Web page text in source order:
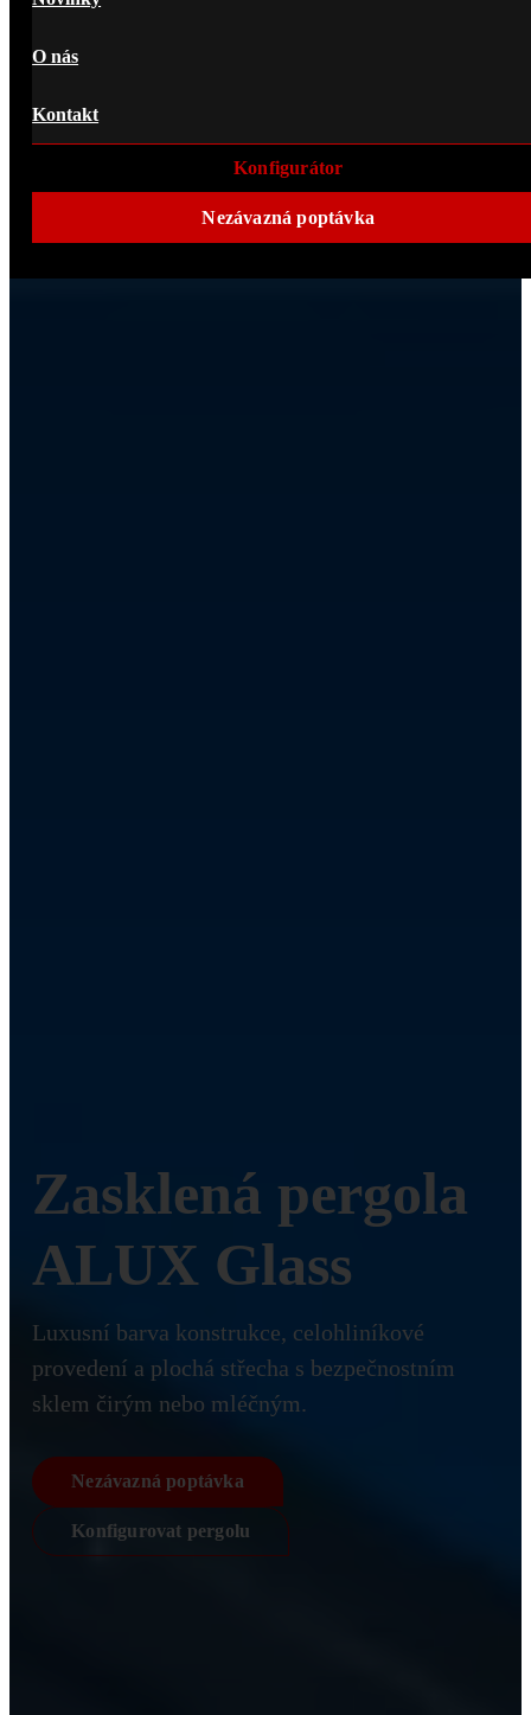
O nás
Kontakt
Konfigurátor
Nezávazná poptávka
Zasklená pergola
ALUX Glass
Luxusní barva konstrukce, celohliníkové
provedení a plochá střecha s bezpečnostním
sklem čirým nebo mléčným.
Nezávazná poptávka
Konfigurovat pergolu